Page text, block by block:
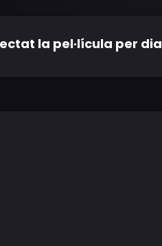
la pel·lícula per dia